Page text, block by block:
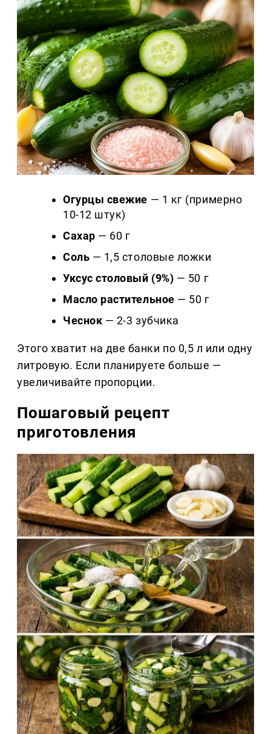
Огурцы свежие — 1 кг (примерно
10-12 штук)
Сахар — 60 г
Соль — 1,5 столовые ложки
Уксус столовый (9%) — 50 г
Масло растительное — 50 г
Чеснок — 2-3 зубчика
Этого хватит на две банки по 0,5 л или одну
литровую. Если планируете больше —
увеличивайте пропорции.
Пошаговый рецепт
приготовления